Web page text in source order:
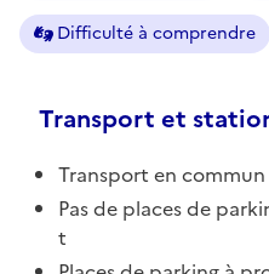
Difficulté à comprendre
Transport et
Transport en
Pas de places de
t